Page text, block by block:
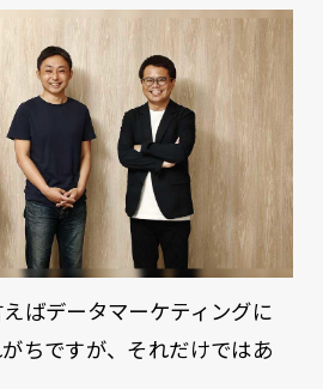
えばデータマーケティングに
ちですが、それだけではあ